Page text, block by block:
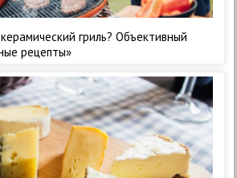
гриль? Объективный
рецепты»